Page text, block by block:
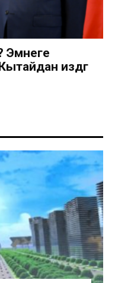
Эмнеге
издөөгө